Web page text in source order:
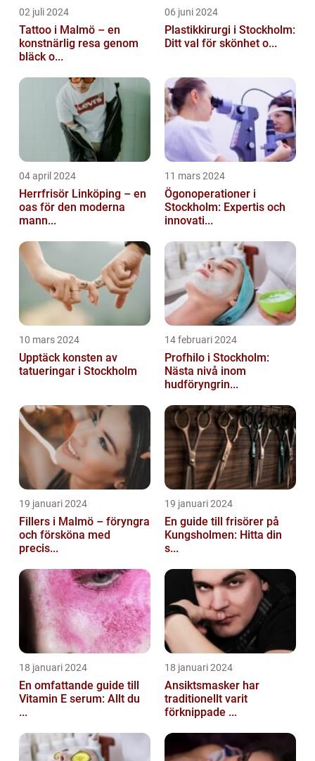
02 juli 2024
Tattoo i Malmö – en
konstnärlig resa genom
bläck o...
06 juni 2024
Plastikkirurgi i Stockholm:
Ditt val för skönhet o...
04 april 2024
Herrfrisör Linköping – en
oas för den moderna
mann...
11 mars 2024
Ögonoperationer i
Stockholm: Expertis och
innovati...
10 mars 2024
Upptäck konsten av
tatueringar i Stockholm
14 februari 2024
Profhilo i Stockholm:
Nästa nivå inom
hudföryngrin...
19 januari 2024
Fillers i Malmö – föryngra
och försköna med
precis...
19 januari 2024
En guide till frisörer på
Kungsholmen: Hitta din
s...
18 januari 2024
En omfattande guide till
Vitamin E serum: Allt du
...
18 januari 2024
Ansiktsmasker har
traditionellt varit
förknippade ...